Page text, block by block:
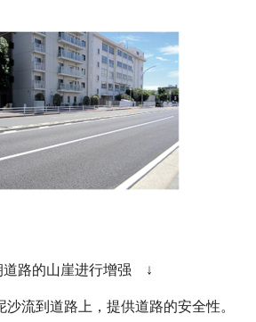
道路的山崖进行增强 ↓
沙流到道路上，提供道路的安全性。